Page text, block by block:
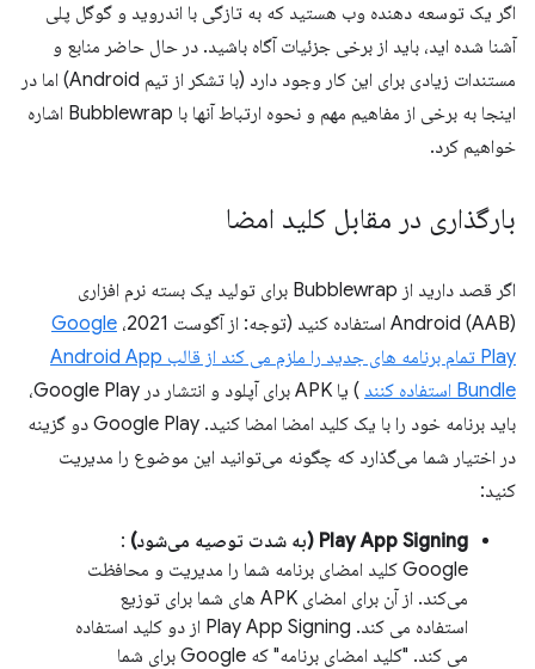
اگر یک توسعه دهنده وب هستید که به تازگی با اندروید و گوگل پلی
آشنا شده اید، باید از برخی جزئیات آگاه باشید. در حال حاضر منابع و
مستندات زیادی برای این کار وجود دارد (با تشکر از تیم Android) اما در
اینجا به برخی از مفاهیم مهم و نحوه ارتباط آنها با Bubblewrap اشاره
خواهیم کرد.
بارگذاری در مقابل کلید امضا
اگر قصد دارید از Bubblewrap برای تولید یک بسته نرم افزاری
Android (AAB) استفاده کنید (توجه: از آگوست 2021،
Google
Play تمام برنامه های جدید را ملزم می کند از قالب Android App
Bundle استفاده کنند
) یا APK برای آپلود و انتشار در Google Play،
باید برنامه خود را با یک کلید امضا امضا کنید. Google Play دو گزینه
در اختیار شما می‌گذارد که چگونه می‌توانید این موضوع را مدیریت
کنید:
Play App Signing (به شدت توصیه می‌شود)
:
Google کلید امضای برنامه شما را مدیریت و محافظت
می‌کند. از آن برای امضای APK های شما برای توزیع
استفاده می کند. Play App Signing از دو کلید استفاده
می کند. "کلید امضای برنامه" که Google برای شما